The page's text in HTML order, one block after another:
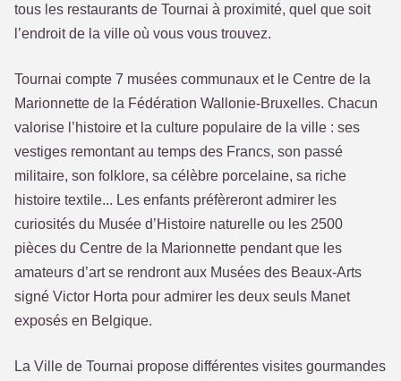
tous les restaurants de Tournai à proximité, quel que soit
l’endroit de la ville où vous vous trouvez.
Tournai compte 7 musées communaux et le Centre de la
Marionnette de la Fédération Wallonie-Bruxelles. Chacun
valorise l’histoire et la culture populaire de la ville : ses
vestiges remontant au temps des Francs, son passé
militaire, son folklore, sa célèbre porcelaine, sa riche
histoire textile... Les enfants préfèreront admirer les
curiosités du Musée d’Histoire naturelle ou les 2500
pièces du Centre de la Marionnette pendant que les
amateurs d’art se rendront aux Musées des Beaux-Arts
signé Victor Horta pour admirer les deux seuls Manet
exposés en Belgique.
La Ville de Tournai propose différentes visites gourmandes